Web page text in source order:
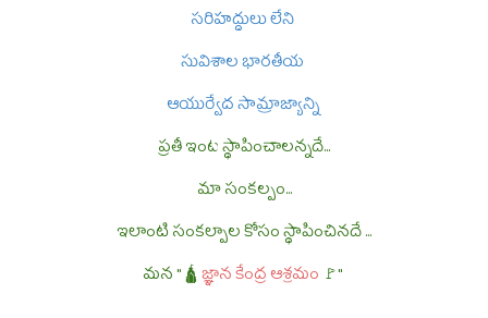
సరిహద్దులు లేని
సువిశాల భారతీయ
ఆయుర్వేద సామ్రాజ్యాన్ని
ప్రతీ ఇంట స్థాపించాలన్నదే...
మా సంకల్పం...
ఇలాంటి సంకల్పాల కోసం స్థాపించినదే ...
మన" 🛕జ్ఞాన కేంద్ర ఆశ్రమం 🚩"